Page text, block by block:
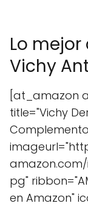
Lo
Vichy
[at_amazon
title="Vichy
amazon.com/
pg"
en Amazon"